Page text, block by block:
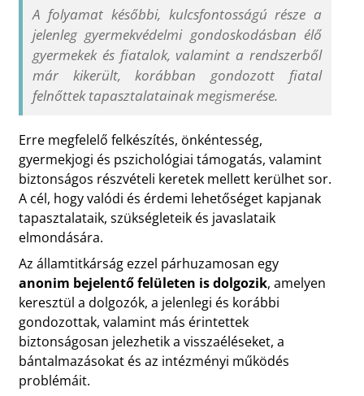
A folyamat későbbi, kulcsfontosságú része a
jelenleg gyermekvédelmi gondoskodásban élő
gyermekek és fiatalok, valamint a rendszerből
már kikerült, korábban gondozott fiatal
felnőttek tapasztalatainak megismerése.
Erre megfelelő felkészítés, önkéntesség,
gyermekjogi és pszichológiai támogatás, valamint
biztonságos részvételi keretek mellett kerülhet sor.
A cél, hogy valódi és érdemi lehetőséget kapjanak
tapasztalataik, szükségleteik és javaslataik
elmondására.
Az államtitkárság ezzel párhuzamosan egy
anonim bejelentő felületen is dolgozik, amelyen
keresztül a dolgozók, a jelenlegi és korábbi
gondozottak, valamint más érintettek
biztonságosan jelezhetik a visszaéléseket, a
bántalmazásokat és az intézményi működés
problémáit.